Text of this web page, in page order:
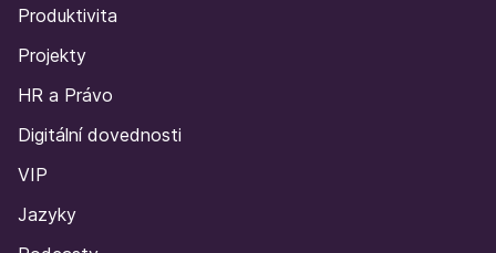
Produktivita
Projekty
HR a Právo
Digitální dovednosti
VIP
Jazyky